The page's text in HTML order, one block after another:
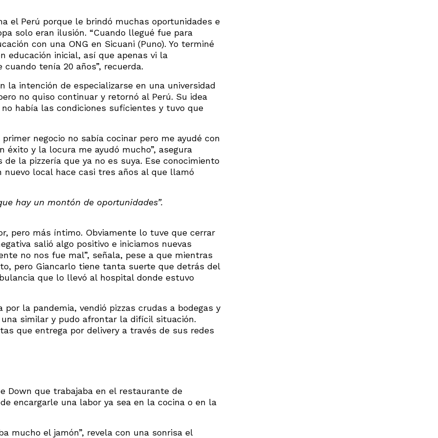
el Perú porque le brindó muchas oportunidades e
solo eran ilusión. “Cuando llegué fue para
con una ONG en Sicuani (Puno). Yo terminé
educación inicial, así que apenas vi la
tenía 20 años”, recuerda.
la intención de especializarse en una universidad
no quiso continuar y retornó al Perú. Su idea
había las condiciones suficientes y tuvo que
negocio no sabía cocinar pero me ayudé con
y la locura me ayudó mucho”, asegura
la pizzería que ya no es suya. Ese conocimiento
local hace casi tres años al que llamó
hay un montón de oportunidades”.
pero más íntimo. Obviamente lo tuve que cerrar
salió algo positivo e iniciamos nuevas
no nos fue mal”, señala, pese a que mientras
pero Giancarlo tiene tanta suerte que detrás del
que lo llevó al hospital donde estuvo
la pandemia, vendió pizzas crudas a bodegas y
similar y pudo afrontar la difícil situación.
que entrega por delivery a través de sus redes
Down que trabajaba en el restaurante de
encargarle una labor ya sea en la cocina o en la
mucho el jamón”, revela con una sonrisa el